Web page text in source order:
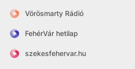
Vörösmarty Rádió
FehérVár hetilap
szekesfehervar.hu